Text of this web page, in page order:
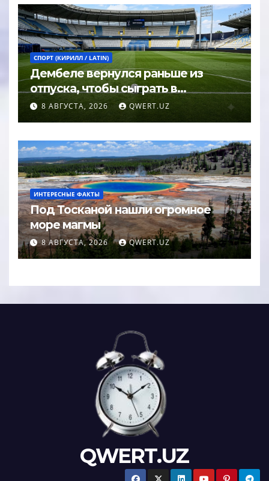
СПОРТ (КИРИЛЛ / LATIN)
Дембеле вернулся раньше из
отпуска, чтобы сыграть в
Суперкубке УЕФА
8 АВГУСТА, 2026 QWERT.UZ
ИНТЕРЕСНЫЕ ФАКТЫ
Под Тосканой нашли огромное
море магмы
8 АВГУСТА, 2026 QWERT.UZ
QWERT.UZ